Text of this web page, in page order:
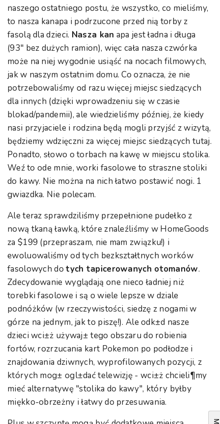
naszego ostatniego postu, że wszystko, co mieliśmy,
to nasza kanapa i podrzucone przed nią torby z
fasolą dla dzieci. Nasza kan apa jest ładna i długa
(93″ bez dużych ramion), więc cała nasza czwórka
może na niej wygodnie usiąść na nocach filmowych,
jak w naszym ostatnim domu. Co oznacza, że nie
potrzebowaliśmy od razu więcej miejsc siedzących
dla innych (dzięki wprowadzeniu się w czasie
blokad/pandemii), ale wiedzieliśmy później, że kiedy
nasi przyjaciele i rodzina będą mogli przyjść z wizytą,
będziemy wdzięczni za więcej miejsc siedzących tutaj.
Ponadto, słowo o torbach na kawę w miejscu stolika.
Weź to ode mnie, worki fasolowe to straszne stoliki
do kawy. Nie można na nich łatwo postawić nogi. 1
gwiazdka. Nie polecam.
Ale teraz sprawdziliśmy przepełnione pudełko z
nową tkaną ławką, które znaleźliśmy w HomeGoods
za $199 (przepraszam, nie mam związku!) i
ewoluowaliśmy od tych bezkształtnych worków
fasolowych dotych tapicerowanych otomanów.
Zdecydowanie wyglądają one nieco ładniej niż
torebki fasolowe i są o wiele lepsze w dziale
podnóżków (w rzeczywistości, siedzę z nogami w
górze na jednym, jak to piszę!). Ale odk±d nasze
dzieci wci±ż używaj± tego obszaru do robienia
fortów, rozrzucania kart Pokemon po podłodze i
znajdowania dziwnych, wyprofilowanych pozycji, z
których mog± ogl±dać telewizję - wci±ż chcieli¶my
mieć alternatywę "stolika do kawy", który byłby
miękko-obrzeżny i łatwy do przesuwania.